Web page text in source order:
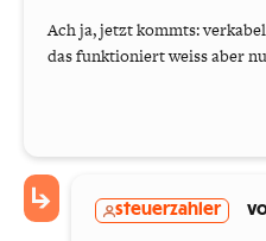
Ach ja, jetzt kommts:
das funktioniert weiss aber
steuerzahler